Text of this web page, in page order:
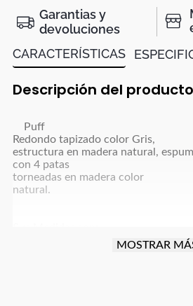
Garantias y
devoluciones
CARACTERÍSTICAS
Descripción del producto
Puff
Redondo tapizado color Gris,
estructura en madera natural,
con 4 patas
torneadas en madera color
natural.
MOSTRAR